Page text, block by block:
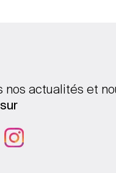
nos actualités et